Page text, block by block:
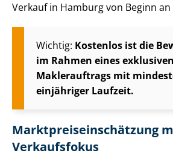
Verkauf in Hamburg von Beginn
Wichtig: Kostenlos ist die
im Rahmen eines exklusiven
Maklerauftrags mit
einjähriger Laufzeit.
Markt­preis­ein­schät­zung
Verkaufsfokus